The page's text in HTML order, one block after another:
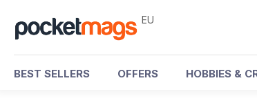
EU
BEST SELLERS OFFERS HOBBIES &